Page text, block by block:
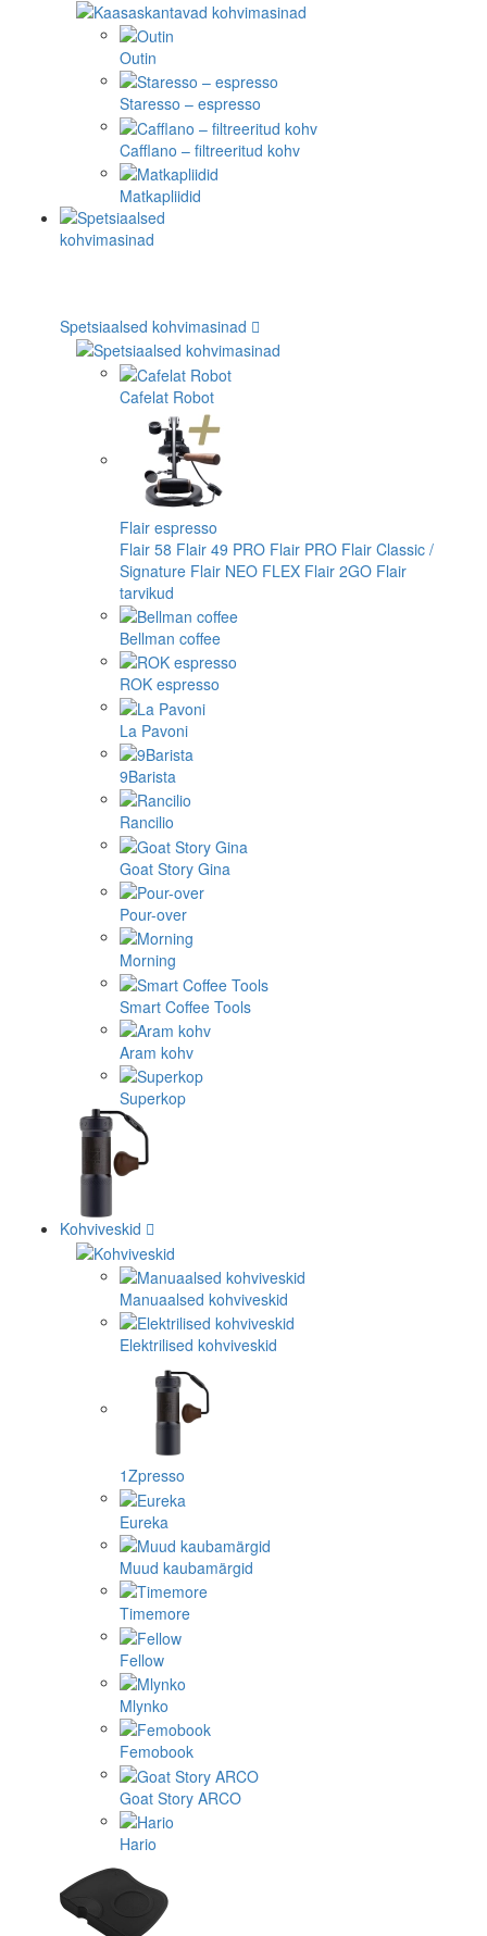
Outin
Staresso – espresso
Cafflano – filtreeritud kohv
Matkapliidid
Spetsiaalsed kohvimasinad
Cafelat Robot
Flair espresso
Flair 58 Flair 49 PRO Flair PRO Flair Classic /
Signature Flair NEO FLEX Flair 2GO Flair
tarvikud
Bellman coffee
ROK espresso
La Pavoni
9Barista
Rancilio
Goat Story Gina
Pour-over
Morning
Smart Coffee Tools
Aram kohv
Superkop
Kohviveskid
Manuaalsed kohviveskid
Elektrilised kohviveskid
1Zpresso
Eureka
Muud kaubamärgid
Timemore
Fellow
Mlynko
Femobook
Goat Story ARCO
Hario